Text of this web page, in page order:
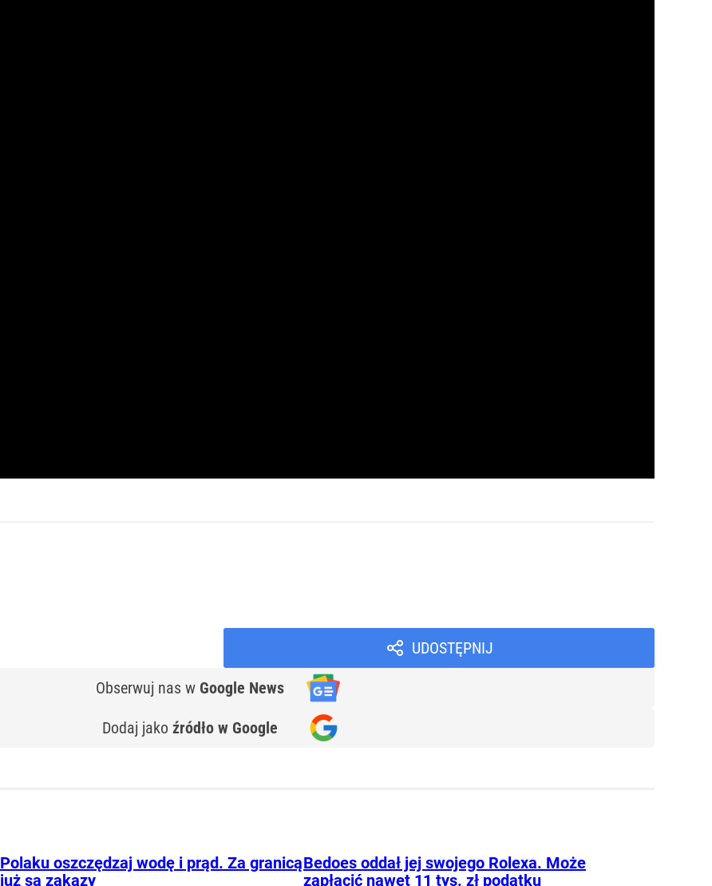
UDOSTĘPNIJ
Obserwuj nas w Google News
Dodaj jako źródło w Google
Polaku oszczędzaj wodę i prąd. Za granicą
już są zakazy
Bedoes oddał jej swojego Rolexa. Może
zapłacić nawet 11 tys. zł podatku